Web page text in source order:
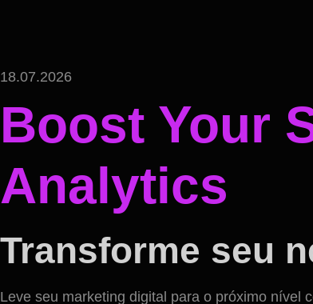
18.07.2026
Boost Your
Analytics
Transforme seu
Leve seu marketing digital para o próximo nível